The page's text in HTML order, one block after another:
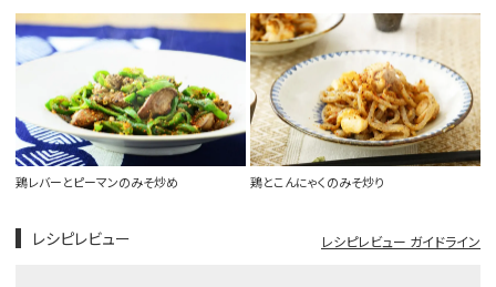
鶏レバーとピーマンのみそ炒め 鶏とこんにゃくのみそ炒り
レシピレビュー レシピレビュー ガイドライン